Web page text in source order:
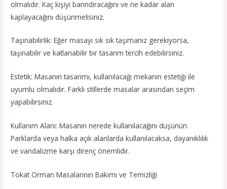
olmalıdır. Kaç kişiyi barındıracağını ve ne kadar alan
kaplayacağını düşünmelisiniz.
Taşınabilirlik: Eğer masayı sık sık taşımanız gerekiyorsa,
taşınabilir ve katlanabilir bir tasarım tercih edebilirsiniz.
Estetik: Masanın tasarımı, kullanılacağı mekanın estetiği ile
uyumlu olmalıdır. Farklı stillerde masalar arasından seçim
yapabilirsiniz.
Kullanım Alanı: Masanın nerede kullanılacağını düşünün.
Parklarda veya halka açık alanlarda kullanılacaksa, dayanıklılık
ve vandalizme karşı direnç önemlidir.
Tokat Orman Masalarının Bakımı ve Temizliği